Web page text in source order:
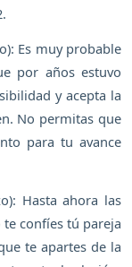
Es muy probable
por años estuvo
y acepta la
No permitas que
para tu avance
Hasta ahora las
confíes tú pareja
te apartes de la